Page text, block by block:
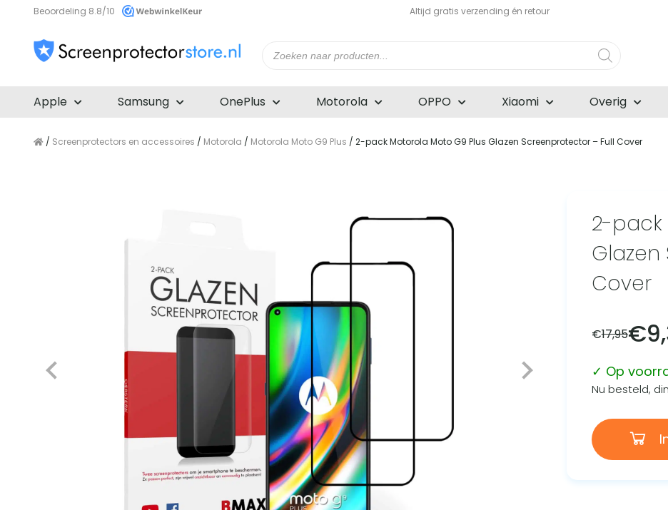
Beoordeling 8.8/10 Altijd gratis verzending én retour
zoeken
Apple Samsung OnePlus Motorola OPPO Xiaomi Overig
/ Screenprotectors en accessoires / Motorola / Motorola Moto G9 Plus / 2-pack Motorola Moto G9 Plus Glazen Screenprotector – Full Cover
2-pack
Cover
€17,95€
✓ Op
Nu besteld,